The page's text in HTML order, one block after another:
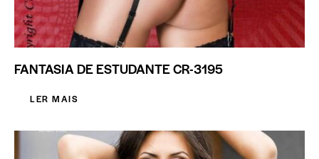
FANTASIA DE ESTUDANTE CR-3195
LER MAIS